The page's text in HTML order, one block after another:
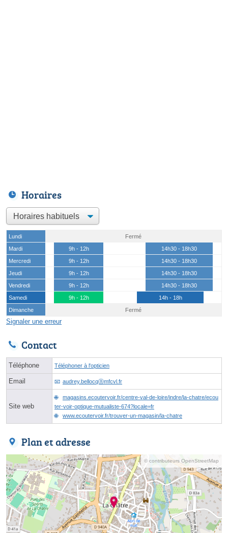
Horaires
Lundi
Fermé
Mardi
9h - 12h
14h30 - 18h30
Mercredi
9h - 12h
14h30 - 18h30
Jeudi
9h - 12h
14h30 - 18h30
Vendredi
9h - 12h
14h30 - 18h30
Samedi
9h - 12h
14h - 18h
Dimanche
Fermé
Signaler une erreur
Contact
Téléphone Téléphoner à l'opticien
Email audrey.bellocqⓐmfcvl.fr
Site web
magasins.ecoutervoir.fr/centre-val-de-loire/indre/la-chatre/ecou
ter-voir-optique-mutualiste-674?locale=fr
www.ecoutervoir.fr/trouver-un-magasin/la-chatre
Plan et adresse
© contributeurs OpenStreetMap